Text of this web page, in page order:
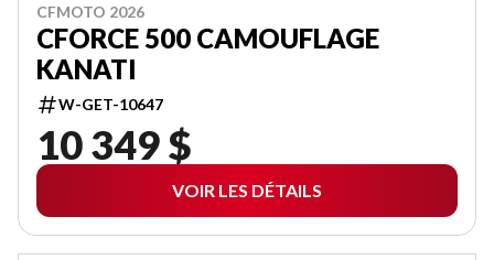
CFMOTO 2026
CFORCE 500 CAMOUFLAGE
KANATI
W-GET-10647
10 349 $
VOIR LES DÉTAILS